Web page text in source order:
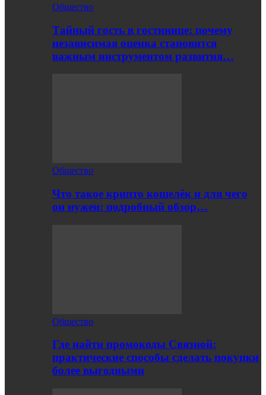
Общество
Тайный гость в гостинице: почему
независимая оценка становится
важным инструментом развития…
Общество
Что такое крипто кошелёк и для чего
он нужен: подробный обзор…
Общество
Где найти промокоды Связной:
практические способы сделать покупки
более выгодными